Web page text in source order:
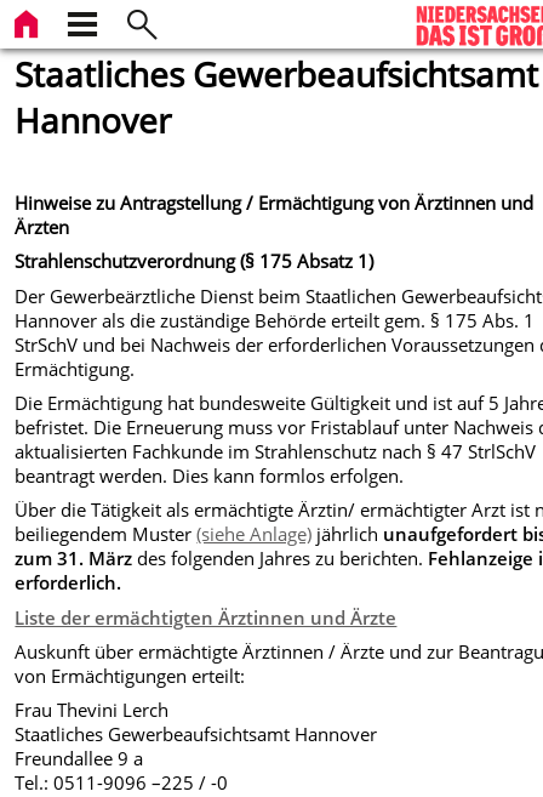
Staatliches Gewerbeaufsichtsamt
Hannover
Hinweise zu Antragstellung / Ermächtigung von Ärztinnen und
Ärzten
Strahlenschutzverordnung (§ 175 Absatz 1)
Der Gewerbeärztliche Dienst beim Staatlichen
Hannover als die zuständige Behörde erteilt gem. § 175 Abs. 1
StrSchV und bei Nachweis der erforderlichen Voraussetzungen
Ermächtigung.
Die Ermächtigung hat bundesweite Gültigkeit und ist auf 5
befristet. Die Erneuerung muss vor Fristablauf unter Nachweis
aktualisierten Fachkunde im Strahlenschutz nach § 47 StrlSchV
beantragt werden. Dies kann formlos erfolgen.
Über die Tätigkeit als ermächtigte Ärztin/ ermächtigter Arzt ist
beiliegendem Muster(siehe Anlage) jährlich unaufgefordert
zum 31. März des folgenden Jahres zu berichten. Fehlanzeige
erforderlich.
Liste der ermächtigten Ärztinnen und Ärzte
Auskunft über ermächtigte Ärztinnen / Ärzte und zur
von Ermächtigungen erteilt:
Frau Thevini Lerch
Staatliches Gewerbeaufsichtsamt Hannover
Freundallee 9 a
Tel.: 0511-9096 –225 / -0